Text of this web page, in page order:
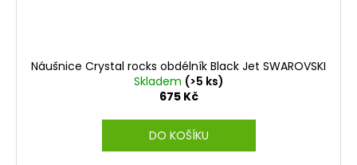
Náušnice Crystal rocks obdélník Black Jet SWAROVSKI
Skladem (>5 ks)
675 Kč
DO KOŠÍKU